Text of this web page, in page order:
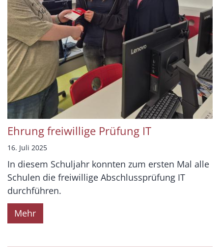
Ehrung freiwillige Prüfung IT
16. Juli 2025
In diesem Schuljahr konnten zum ersten Mal alle
Schulen die freiwillige Abschlussprüfung IT
durchführen.
Mehr